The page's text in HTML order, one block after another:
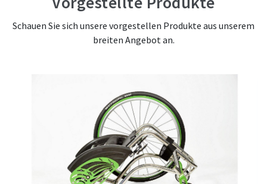
Schauen Sie sich unsere vorgestellen Produkte aus unserem
breiten Angebot an.